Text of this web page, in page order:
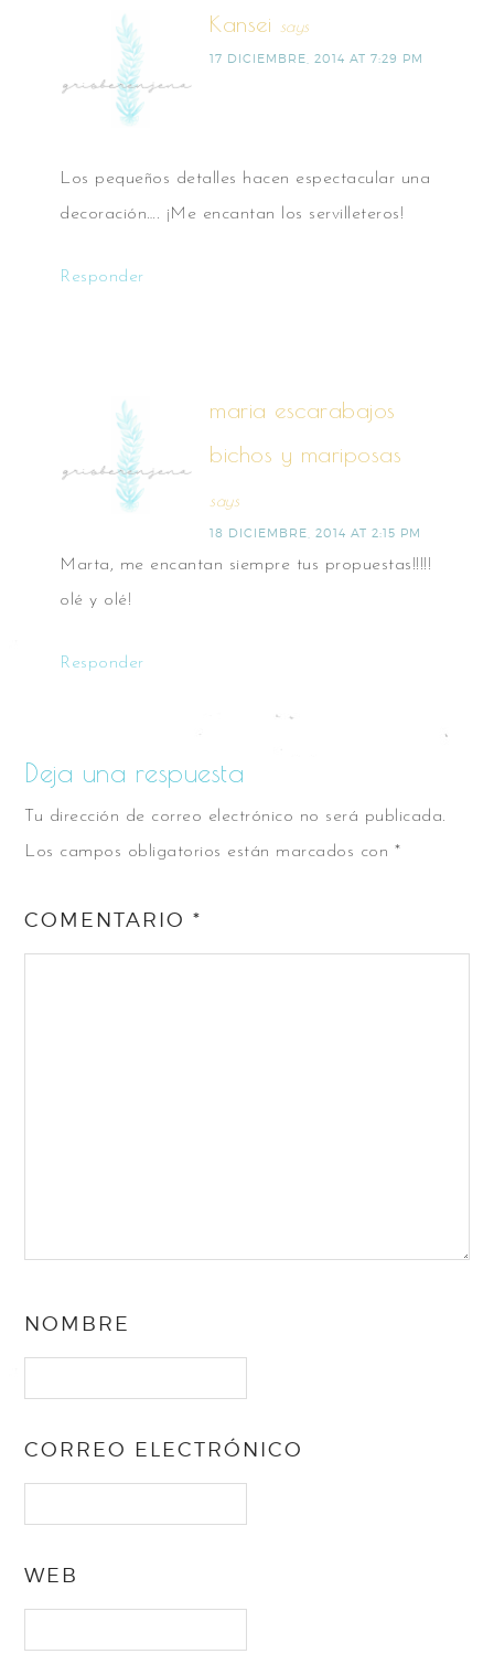
Kansei says
17 DICIEMBRE, 2014 AT 7:29 PM
Los pequeños detalles hacen espectacular una
decoración…. ¡Me encantan los servilleteros!
Responder
maria escarabajos
bichos y mariposas
says
18 DICIEMBRE, 2014 AT 2:15 PM
Marta, me encantan siempre tus propuestas!!!!!
olé y olé!
Responder
Deja una respuesta
Tu dirección de correo electrónico no será publicada.
Los campos obligatorios están marcados con *
COMENTARIO*
NOMBRE
CORREO ELECTRÓNICO
WEB